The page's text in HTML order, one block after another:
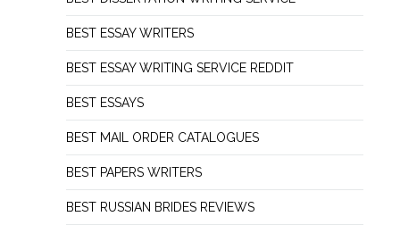
BEST ESSAY WRITERS
BEST ESSAY WRITING SERVICE REDDIT
BEST ESSAYS
BEST MAIL ORDER CATALOGUES
BEST PAPERS WRITERS
BEST RUSSIAN BRIDES REVIEWS